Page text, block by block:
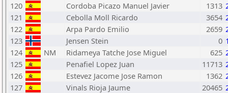
120
Cordoba Picazo Manuel Javier 1313
121
Cebolla Moll Ricardo 3654
122
Arpa Pardo Emilio 2659
123
Jensen Stein 0
124
NM Ridameya Tatche Jose Miguel 625
125
Penafiel Lopez Juan 11713
126
Estevez Jacome Jose Ramon 1362
127
Vinals Rioja Jaume 20465